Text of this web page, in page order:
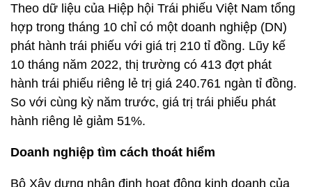
Theo dữ liệu của Hiệp hội Trái phiếu Việt Nam tổng
hợp trong tháng 10 chỉ có một doanh nghiệp (DN)
phát hành trái phiếu với giá trị 210 tỉ đồng. Lũy kế
10 tháng năm 2022, thị trường có 413 đợt phát
hành trái phiếu riêng lẻ trị giá 240.761 ngàn tỉ đồng.
So với cùng kỳ năm trước, giá trị trái phiếu phát
hành riêng lẻ giảm 51%.
Doanh nghiệp tìm cách thoát hiểm
Bộ Xây dựng nhận định hoạt động kinh doanh của